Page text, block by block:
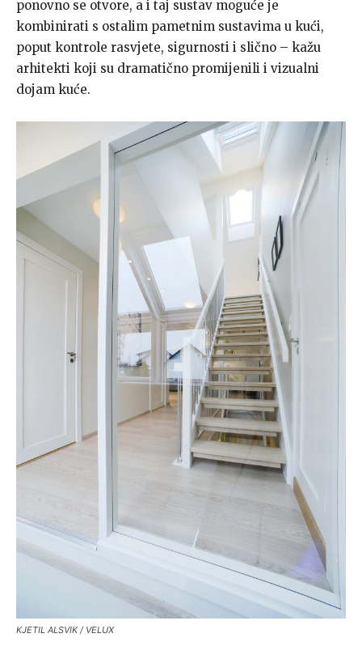
ponovno se otvore, a i taj sustav moguće je
kombinirati s ostalim pametnim sustavima u kući,
poput kontrole rasvjete, sigurnosti i slično – kažu
arhitekti koji su dramatično promijenili i vizualni
dojam kuće.
KJETIL ALSVIK / VELUX